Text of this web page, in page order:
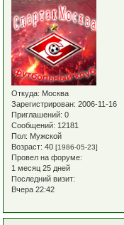
Откуда: Москва
Зарегистрирован: 2006-11-16
Приглашений: 0
Сообщений: 12181
Пол: Мужской
Возраст: 40[1986-05-23]
Провел на форуме:
1 месяц 25 дней
Последний визит:
Вчера 22:42